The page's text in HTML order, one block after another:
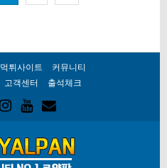
먹튀사이트
커뮤니티
고객센터 출석체크